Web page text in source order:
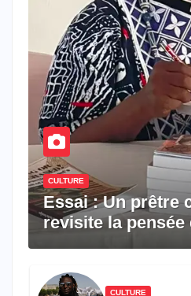
CULTURE
Essai : Un prêtre
revisite la pensée
CULTURE